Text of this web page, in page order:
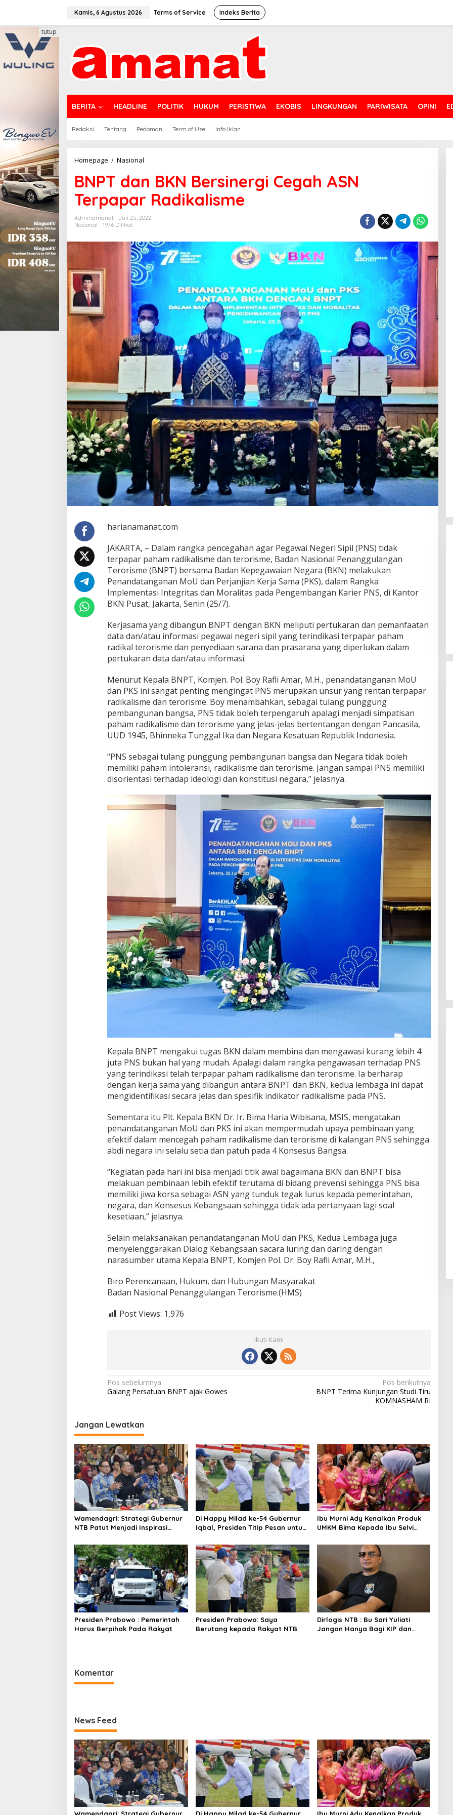
Kamis, 6 Agustus 2026 Terms of Service Indeks Berita
BERITA HEADLINE POLITIK HUKUM PERISTIWA EKOBIS LINGKUNGAN PARIWISATA OPINI
Redaksi Tentang Pedoman Term of Use Info Iklan
tutup
Homepage / Nasional
BKN
Bersinergi
Cegah
ASN
Terpapar
BNPT dan BKN Bersinergi Cegah ASN
Terpapar Radikalisme
Adminamanat
Juli 25, 2022
Nasional
1976 Dilihat
harianamanat.com
JAKARTA, – Dalam rangka pencegahan agar Pegawai Negeri Sipil (PNS) tidak
terpapar paham radikalisme dan terorisme, Badan Nasional Penanggulangan
Terorisme (BNPT) bersama Badan Kepegawaian Negara (BKN) melakukan
Penandatanganan MoU dan Perjanjian Kerja Sama (PKS), dalam Rangka
Implementasi Integritas dan Moralitas pada Pengembangan Karier PNS, di Kantor
BKN Pusat, Jakarta, Senin (25/7).
Kerjasama yang dibangun BNPT dengan BKN meliputi pertukaran dan pemanfaatan
data dan/atau informasi pegawai negeri sipil yang terindikasi terpapar paham
radikal terorisme dan penyediaan sarana dan prasarana yang diperlukan dalam
pertukaran data dan/atau informasi.
Menurut Kepala BNPT, Komjen. Pol. Boy Rafli Amar, M.H., penandatanganan MoU
dan PKS ini sangat penting mengingat PNS merupakan unsur yang rentan terpapar
radikalisme dan terorisme. Boy menambahkan, sebagai tulang punggung
pembangunan bangsa, PNS tidak boleh terpengaruh apalagi menjadi simpatisan
paham radikalisme dan terorisme yang jelas-jelas bertentangan dengan Pancasila,
UUD 1945, Bhinneka Tunggal Ika dan Negara Kesatuan Republik Indonesia.
“PNS sebagai tulang punggung pembangunan bangsa dan Negara tidak boleh
memiliki paham intoleransi, radikalisme dan terorisme. Jangan sampai PNS memiliki
disorientasi terhadap ideologi dan konstitusi negara,” jelasnya.
Kepala BNPT mengakui tugas BKN dalam membina dan mengawasi kurang lebih 4
juta PNS bukan hal yang mudah. Apalagi dalam rangka pengawasan terhadap PNS
yang terindikasi telah terpapar paham radikalisme dan terorisme. Ia berharap
dengan kerja sama yang dibangun antara BNPT dan BKN, kedua lembaga ini dapat
mengidentifikasi secara jelas dan spesifik indikator radikalisme pada PNS.
Sementara itu Plt. Kepala BKN Dr. Ir. Bima Haria Wibisana, MSIS, mengatakan
penandatanganan MoU dan PKS ini akan mempermudah upaya pembinaan yang
efektif dalam mencegah paham radikalisme dan terorisme di kalangan PNS sehingga
abdi negara ini selalu setia dan patuh pada 4 Konsesus Bangsa.
“Kegiatan pada hari ini bisa menjadi titik awal bagaimana BKN dan BNPT bisa
melakuan pembinaan lebih efektif terutama di bidang prevensi sehingga PNS bisa
memiliki jiwa korsa sebagai ASN yang tunduk tegak lurus kepada pemerintahan,
negara, dan Konsesus Kebangsaan sehingga tidak ada pertanyaan lagi soal
kesetiaan,” jelasnya.
Selain melaksanakan penandatanganan MoU dan PKS, Kedua Lembaga juga
menyelenggarakan Dialog Kebangsaan sacara luring dan daring dengan
narasumber utama Kepala BNPT, Komjen Pol. Dr. Boy Rafli Amar, M.H.,
Biro Perencanaan, Hukum, dan Hubungan Masyarakat
Badan Nasional Penanggulangan Terorisme.(HMS)
Post Views: 1,976
Ikuti Kami
Navigasi
pos
Pos sebelumnya
Galang Persatuan BNPT ajak Gowes
Pos berikutnya
BNPT Terima Kunjungan Studi Tiru
KOMNASHAM RI
Jangan Lewatkan
Wamendagri: Strategi Gubernur
NTB Patut Menjadi Inspirasi
Di Happy Milad ke-54 Gubernur
Iqbal, Presiden Titip Pesan untuk
Ibu Murni Ady Kenalkan Produk
UMKM Bima Kepada Ibu Selvi
Presiden Prabowo : Pemerintah
Harus Berpihak Pada Rakyat
Presiden Prabowo: Saya
Berutang kepada Rakyat NTB
Dirlogis NTB : Bu Sari Yuliati
Jangan Hanya Bagi KIP dan
Komentar
News Feed
Makmur Mendunia saat LKPJ
Di Daerah, Politik Maret 31, 2026